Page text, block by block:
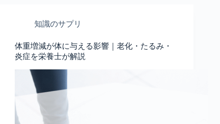
知識のサプリ
体重増減が体に与える影響｜老化・たるみ・
炎症を栄養士が解説